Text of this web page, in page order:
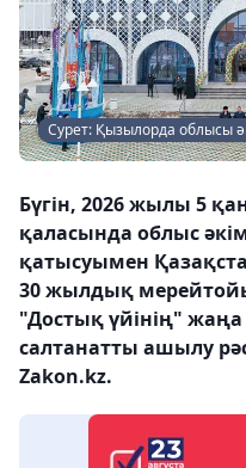
Сурет: Қызылорда облысы
Бүгін, 2026 жылы 5
қаласында облыс
қатысуымен
30 жылдық
"Достық үйінің"
салтанатты ашылу
Zakon.kz.